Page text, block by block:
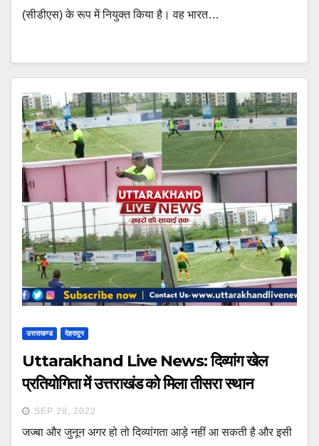
(सीडीएस) के रूप में नियुक्त किया है। वह भारत…
उत्तराखण्ड देहरादून
Uttarakhand Live News: दिव्यांग खेल
प्रतियोगिता में उत्तराखंड को मिला तीसरा स्थान
SEP 28, 2022
जज्बा और जुनून अगर हो तो दिव्यांगता आड़े नहीं आ सकती है और इसी